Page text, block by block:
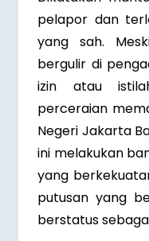
pelapor dan
yang sah.
bergulir di
izin atau
perceraian
Negeri Jakarta
ini melakukan
yang
putusan yang
berstatus